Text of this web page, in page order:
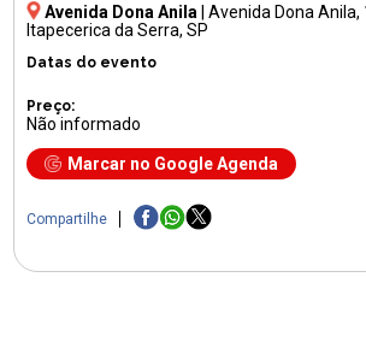
Avenida Dona Anila | Avenida Dona Anila,
Itapecerica da Serra, SP
Datas do evento
Preço:
Não informado
Marcar no Google Agenda
Compartilhe